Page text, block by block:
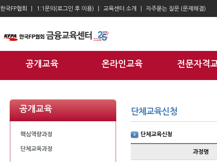
한국FP협회 1:1문의(로그인 후 이용) 교육센터 소개 자주묻는 질문 (문제해결)
공개교육 온라인교육 전문자격
공개교육
핵심역량과정
단체교육과정
단체교육신청
단체교육신청
과정명